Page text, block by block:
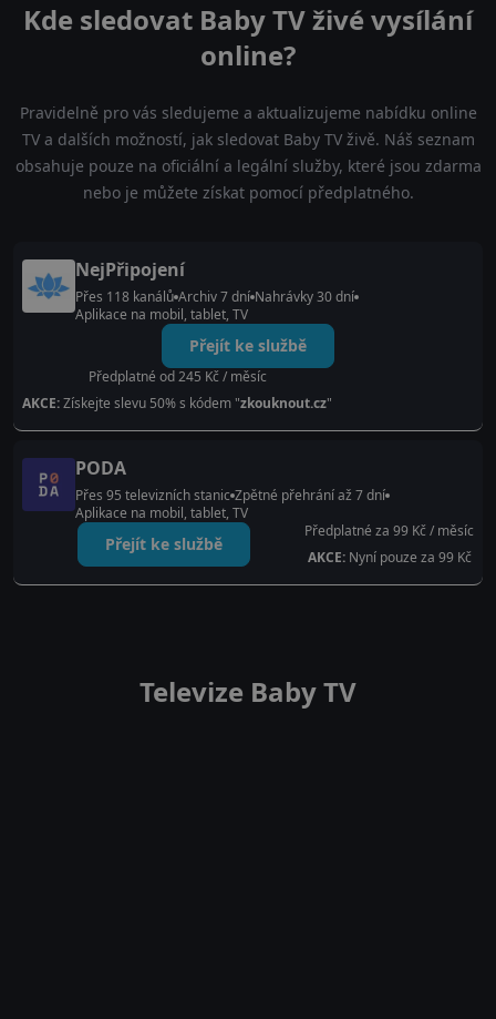
Kde sledovat Baby TV živé vysílání
online?
Pravidelně pro vás sledujeme a aktualizujeme nabídku online
TV a dalších možností, jak sledovat Baby TV živě. Náš seznam
obsahuje pouze na oficiální a legální služby, které jsou zdarma
nebo je můžete získat pomocí předplatného.
NejPřipojení
Přes 118 kanálů Archiv 7 dní Nahrávky 30 dní
Aplikace na mobil, tablet, TV
Přejít ke službě
Předplatné od 245 Kč / měsíc
AKCE:Získejte slevu 50% s kódem "zkouknout.cz"
PODA
Přes 95 televizních stanic Zpětné přehrání až 7 dní
Aplikace na mobil, tablet, TV
Přejít ke službě
Předplatné za 99 Kč / měsíc
AKCE:Nyní pouze za 99 Kč
Televize Baby TV